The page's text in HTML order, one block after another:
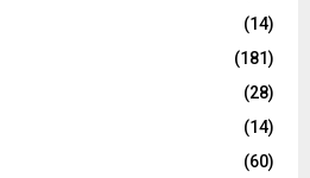
(14)
(181)
(28)
(14)
(60)